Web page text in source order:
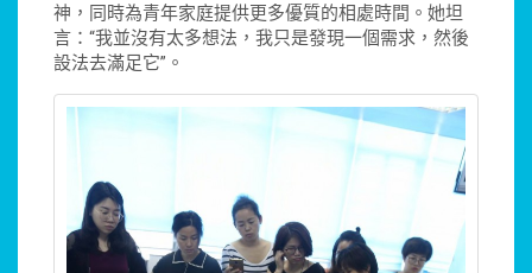
神，同時為青年家庭提供更多優質的相處時間。她坦
言：“我並沒有太多想法，我只是發現一個需求，然後
設法去滿足它”。